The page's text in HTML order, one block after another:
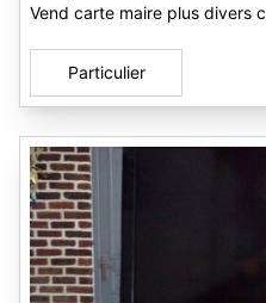
Vend carte maire plus divers
Particulier